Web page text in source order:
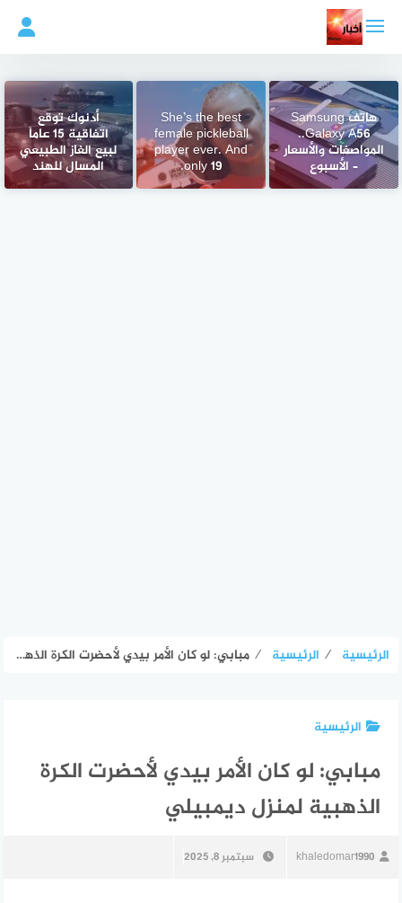
المحتوى
هاتف Samsung
Galaxy A56..
المواصفات والأسعار
– الأسبوع
She’s the best
female pickleball
player ever. And
only 19.
أدنوك توقع
اتفاقية 15 عاماً
لبيع الغاز الطبيعي
المسال للهند
الرئيسية ⁄ الرئيسية ⁄ مبابي: لو كان الأمر بيدي لأحضرت الكرة الذهبية لمنزل ديمبيلي
الرئيسية
مبابي: لو كان الأمر بيدي لأحضرت الكرة
الذهبية لمنزل ديمبيلي
khaledomar1990 سبتمبر 8, 2025